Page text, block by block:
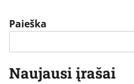
Paieška
Naujausi įrašai